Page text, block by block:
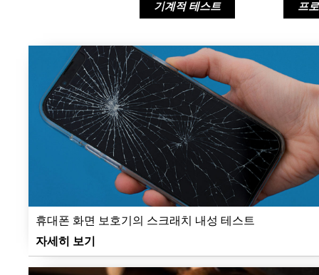
기계적 테스트 프
휴대폰 화면 보호기의 스크래치 내성 테스트
자세히 보기